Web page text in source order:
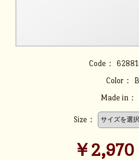
Code：
Color：
Made in：
Size：
￥